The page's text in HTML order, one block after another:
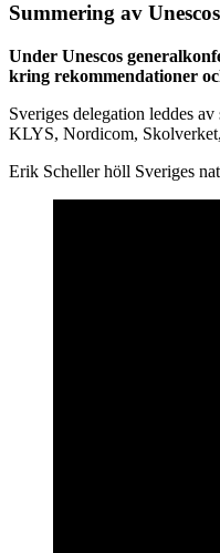
Summering av
Under Unescos
kring rekommendationer
Sveriges delegation leddes av
KLYS, Nordicom,
Erik Scheller höll Sveriges